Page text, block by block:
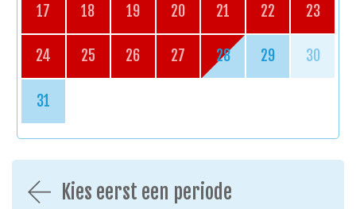
17 18 19 20 21 22 23
24 25 26 27 28 29 30
31
Kies eerst een periode